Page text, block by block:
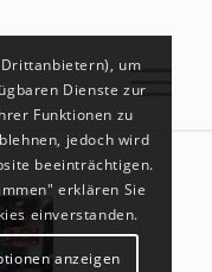
um
Dienste zur
Funktionen zu
jedoch wird
beeinträchtigen.
erklären Sie
einverstanden.
anzeigen